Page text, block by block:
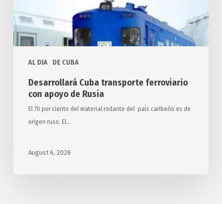
AL DIA DE CUBA
Desarrollará Cuba transporte ferroviario
con apoyo de Rusia
El 70 por ciento del material rodante del país caribeño es de
origen ruso. El…
August 6, 2026